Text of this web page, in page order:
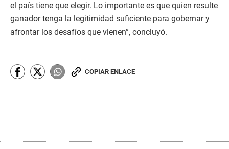
el país tiene que elegir. Lo importante es que quien resulte
ganador tenga la legitimidad suficiente para gobernar y
afrontar los desafíos que vienen”, concluyó.
COPIAR ENLACE